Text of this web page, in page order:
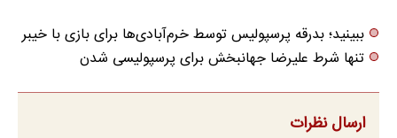
ببینید؛ بدرقه پرسپولیس توسط خرم‌آبادی‌ها برای بازی با خیبر
تنها شرط علیرضا جهانبخش برای پرسپولیسی شدن
ارسال نظرات